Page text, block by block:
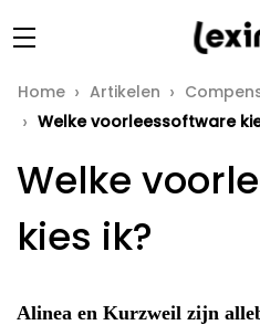
Home Artikelen
Welke voorleessoftware
Welke
kies ik?
Alinea en Kurzweil zijn